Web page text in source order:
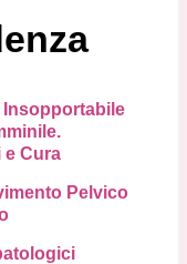
Insopportabile
e Cura
Pelvico